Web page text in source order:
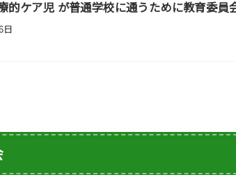
的ケア児 が普通学校に通うために教育委員
日